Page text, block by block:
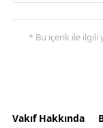
* Bu içerik ile ilgili
Vakıf Hakkında